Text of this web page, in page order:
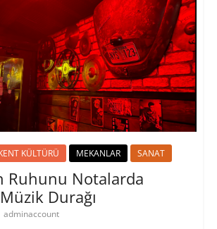
KÜLTÜRÜ MEKANLAR SANAT
Ruhunu Notalarda
Durağı
adminaccount